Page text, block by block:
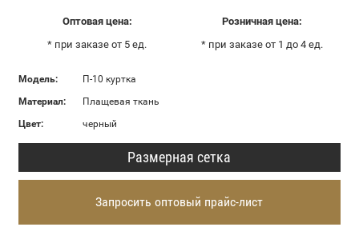
Оптовая цена:
* при заказе от 5 ед.
Розничная цена:
* при заказе от 1 до 4 ед.
Модель:
П-10 куртка
Материал:
Плащевая ткань
Цвет:
черный
Размерная сетка
Запросить оптовый прайс-лист